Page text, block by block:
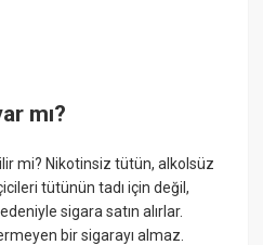
mı?
mi? Nikotinsiz tütün, alkolsüz
tütünün tadı için değil,
sigara satın alırlar.
bir sigarayı almaz.